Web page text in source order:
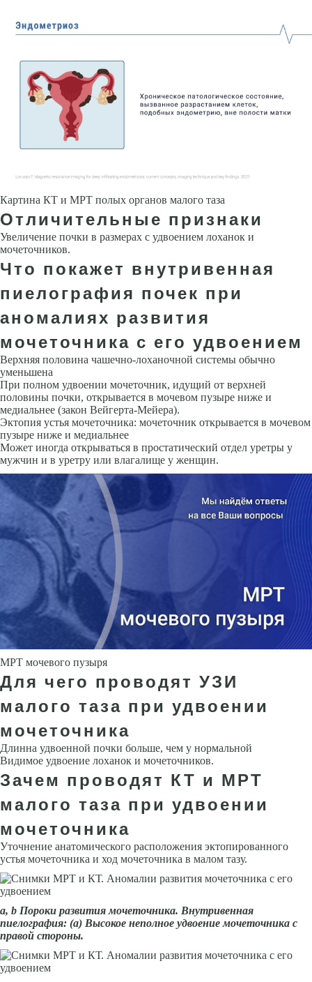
Картина КТ и МРТ полых органов малого таза
Отличительные признаки
Увеличение почки в размерах с удвоением лоханок и
мочеточников.
Что покажет внутривенная
пиелография почек при
аномалиях развития
мочеточника с его удвоением
Верхняя половина чашечно-лоханочной системы обычно
уменьшена
При полном удвоении мочеточник, идущий от верхней
половины почки, открывается в мочевом пузыре ниже и
медиальнее (закон Вейгерта-Мейера).
Эктопия устья мочеточника: мочеточник открывается в мочевом
пузыре ниже и медиальнее
Может иногда открываться в простатический отдел уретры у
мужчин и в уретру или влагалище у женщин.
МРТ мочевого пузыря
Для чего проводят УЗИ
малого таза при удвоении
мочеточника
Длинна удвоенной почки больше, чем у нормальной
Видимое удвоение лоханок и мочеточников.
Зачем проводят КТ и МРТ
малого таза при удвоении
мочеточника
Уточнение анатомического расположения эктопированного
устья мочеточника и ход мочеточника в малом тазу.
а, b Пороки развития мочеточника. Внутривенная
пиелография: (а) Высокое неполное удвоение мочеточника с
правой стороны.